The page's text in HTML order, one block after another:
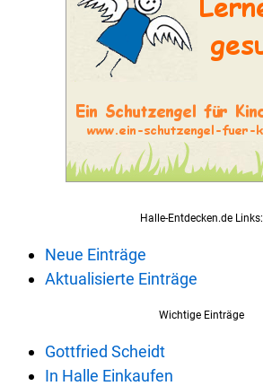
Halle-Entdecken.de Links:
Neue Einträge
Aktualisierte Einträge
Wichtige Einträge
Gottfried Scheidt
In Halle Einkaufen